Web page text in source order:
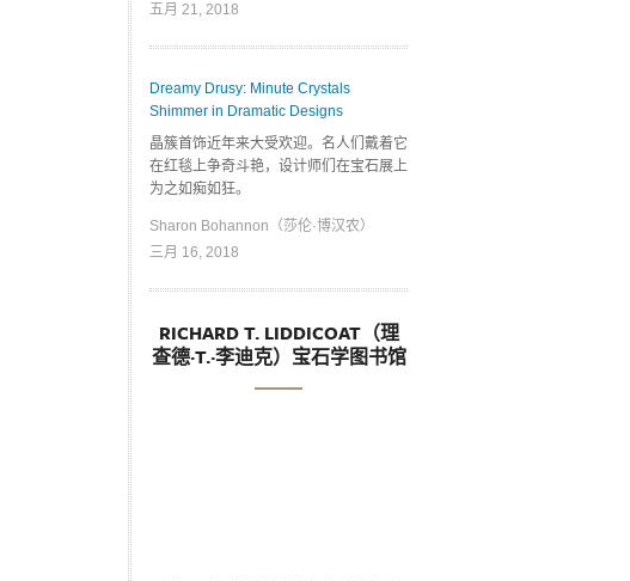
五月 21, 2018
Dreamy Drusy: Minute Crystals
Shimmer in Dramatic Designs
晶簇首饰近年来大受欢迎。名人们戴着它
在红毯上争奇斗艳，设计师们在宝石展上
为之如痴如狂。
Sharon Bohannon（莎伦·博汉农）
三月 16, 2018
RICHARD T. LIDDICOAT（理
查德·T.·李迪克）宝石学图书馆